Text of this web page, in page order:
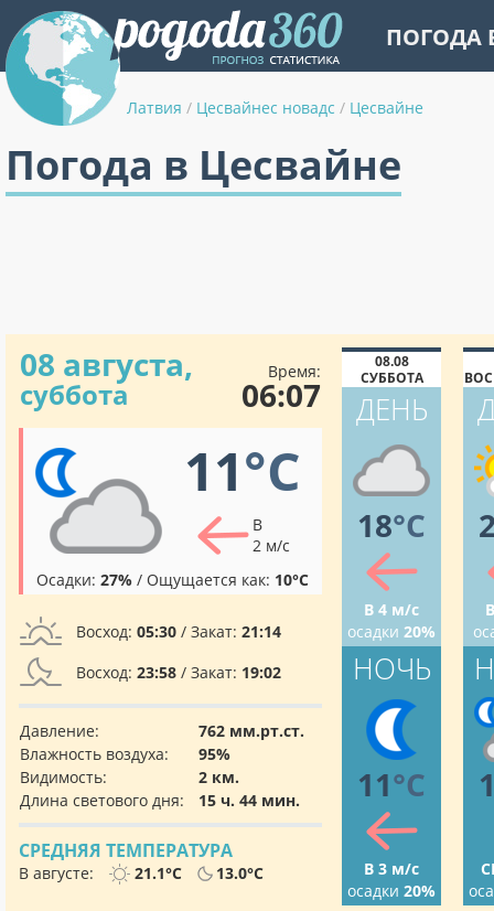
ПОГОДА
Латвия / Цесвайнес новадс / Цесвайне
Погода в Цесвайне
08 августа,
суббота
Время:
06:07
11°C
В
2 м/с
Осадки: 27% / Ощущается как: 10°C
Восход: 05:30 / Закат: 21:14
Восход: 23:58 / Закат: 19:02
Давление:
762 мм.рт.ст.
Влажность воздуха:
95%
Видимость:
2 км.
Длина светового дня:
15 ч. 44 мин.
СРЕДНЯЯ ТЕМПЕРАТУРА
В августе: 21.1°C 13.0°C
08.08
СУББОТА
ДЕНЬ
18°C
В 4 м/с
осадки 20%
НОЧЬ
11°C
В 3 м/с
осадки 20%